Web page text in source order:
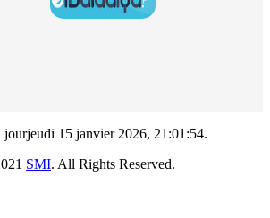
jourjeudi 15 janvier 2026, 21:01:54.
SMI. All Rights Reserved.